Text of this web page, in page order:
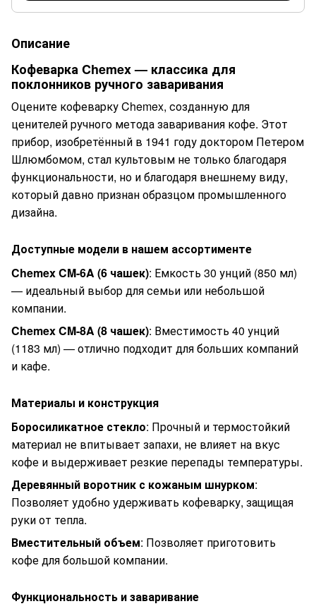
Описание
Кофеварка Chemex — классика для
поклонников ручного заваривания
Оцените кофеварку Chemex, созданную для
ценителей ручного метода заваривания кофе. Этот
прибор, изобретённый в 1941 году доктором Петером
Шлюмбомом, стал культовым не только благодаря
функциональности, но и благодаря внешнему виду,
который давно признан образцом промышленного
дизайна.
Доступные модели в нашем ассортименте
Chemex CM-6A (6 чашек): Емкость 30 унций (850 мл)
— идеальный выбор для семьи или небольшой
компании.
Chemex CM-8A (8 чашек): Вместимость 40 унций
(1183 мл) — отлично подходит для больших компаний
и кафе.
Материалы и конструкция
Боросиликатное стекло: Прочный и термостойкий
материал не впитывает запахи, не влияет на вкус
кофе и выдерживает резкие перепады температуры.
Деревянный воротник с кожаным шнурком:
Позволяет удобно удерживать кофеварку, защищая
руки от тепла.
Вместительный объем: Позволяет приготовить
кофе для большой компании.
Функциональность и заваривание